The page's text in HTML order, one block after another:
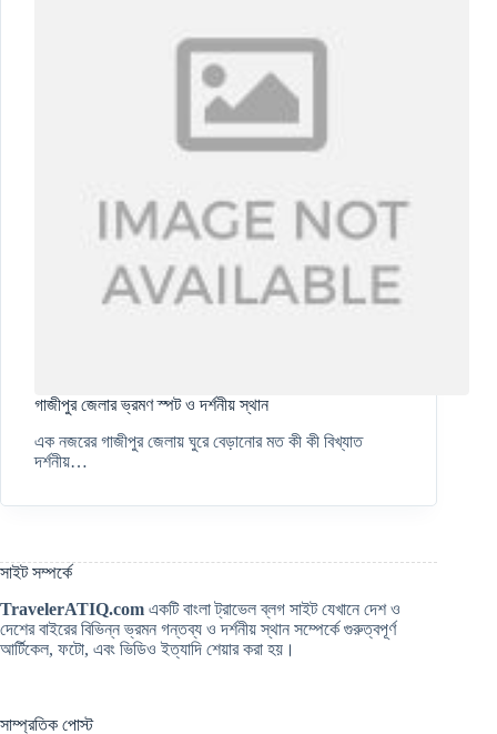
গাজীপুর জেলার ভ্রমণ স্পট ও দর্শনীয় স্থান
এক নজরের গাজীপুর জেলায় ঘুরে বেড়ানোর মত কী কী বিখ্যাত
দর্শনীয়…
সাইট সম্পর্কে
TravelerATIQ.com একটি বাংলা ট্রাভেল ব্লগ সাইট যেখানে দেশ ও
দেশের বাইরের বিভিন্ন ভ্রমন গন্তব্য ও দর্শনীয় স্থান সম্পের্কে গুরুত্বপূর্ণ
আর্টিকেল, ফটো, এবং ভিডিও ইত্যাদি শেয়ার করা হয়।
সাম্প্রতিক পোস্ট